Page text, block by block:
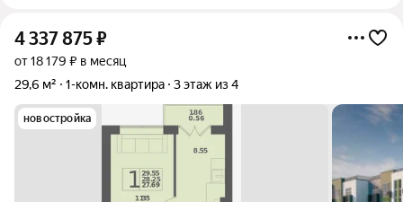
4 337 875₽
от 18 179 ₽ в месяц
29,6 м²
1-комн. квартира 3 этаж из 4
новостройка